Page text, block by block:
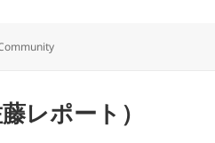
レポート）